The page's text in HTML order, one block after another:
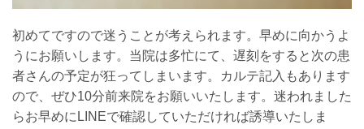
初めてですので迷うことが考えられます。早めに向かうよ
うにお願いします。当院は多忙にて、遅刻をすると次の患
者さんの予定が狂ってしまいます。カルテ記入もあります
ので、ぜひ10分前来院をお願いいたします。迷われました
らお早めにLINEで確認していただければ誘導いたしま